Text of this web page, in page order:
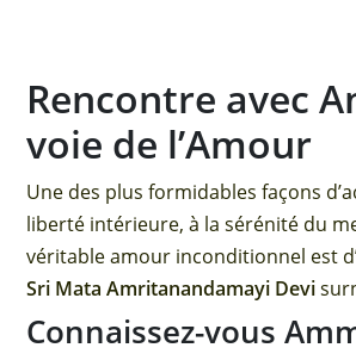
Rencontre avec
voie de l’Amour
Une des plus formidables façons
liberté intérieure, à la sérénité du
véritable amour inconditionnel est
Sri Mata Amritanandamayi Devi
Connaissez-vous